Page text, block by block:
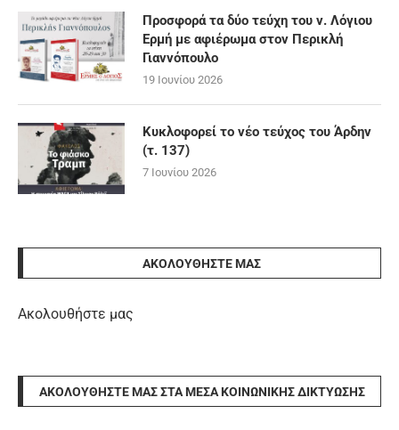
Προσφορά τα δύο τεύχη του ν. Λόγιου
Ερμή με αφιέρωμα στον Περικλή
Γιαννόπουλο
19 Ιουνίου 2026
Κυκλοφορεί το νέο τεύχος του Άρδην
(τ. 137)
7 Ιουνίου 2026
ΑΚΟΛΟΥΘΉΣΤΕ ΜΑΣ
Ακολουθήστε μας
ΑΚΟΛΟΥΘΉΣΤΕ ΜΑΣ ΣΤΑ ΜΈΣΑ ΚΟΙΝΩΝΙΚΉΣ ΔΙΚΤΎΩΣΗΣ